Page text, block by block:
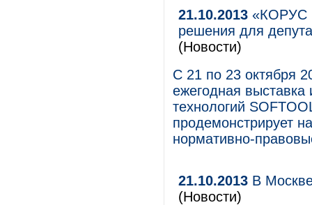
21.10.2013 «КОРУС
решения для
(Новости)
С 21 по 23 октября
ежегодная
технологий
продемонстрирует
нормативно-
21.10.2013 В
(Новости)